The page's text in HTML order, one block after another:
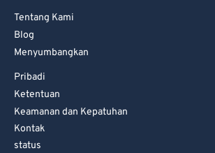
Tentang Kami
Blog
Menyumbangkan
Pribadi
Ketentuan
Keamanan dan Kepatuhan
Kontak
status